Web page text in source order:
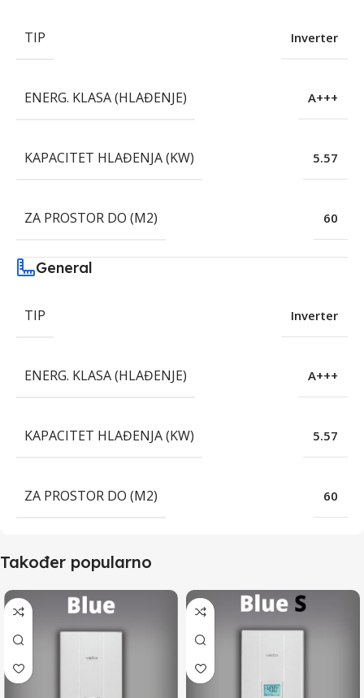
TIP Inverter
ENERG. KLASA (HLAĐENJE) A+++
KAPACITET HLAĐENJA (KW) 5.57
ZA PROSTOR DO (M2) 60
General
TIP Inverter
ENERG. KLASA (HLAĐENJE) A+++
KAPACITET HLAĐENJA (KW) 5.57
ZA PROSTOR DO (M2) 60
Također popularno